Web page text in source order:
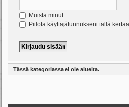
Muista minut
Piilota käyttäjätunnukseni tällä kertaa
Tässä kategoriassa ei ole alueita.